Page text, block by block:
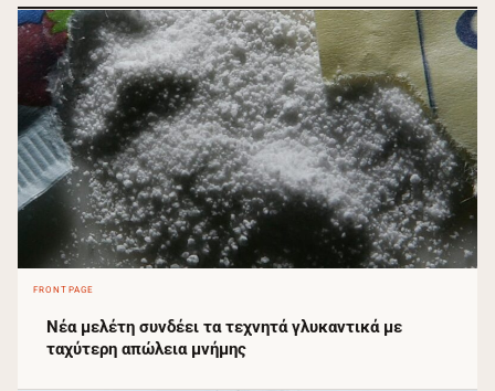
FRONTPAGE
Νέα μελέτη συνδέει τα τεχνητά γλυκαντικά με
ταχύτερη απώλεια μνήμης